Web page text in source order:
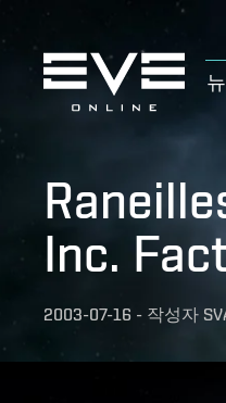
Inc.
2003-07-16 - 작성자